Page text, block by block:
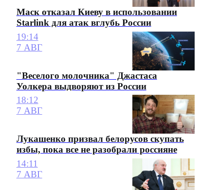
Маск отказал Киеву в использовании
Starlink для атак вглубь России
19:14
7 АВГ
"Веселого молочника" Джастаса
Уолкера выдворяют из России
18:12
7 АВГ
Лукашенко призвал белорусов скупать
избы, пока все не разобрали россияне
14:11
7 АВГ